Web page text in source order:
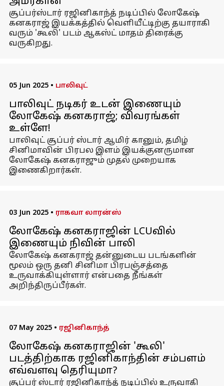
சூப்பர்ஸ்டார் ரஜினிகாந்த் நடிப்பில் லோகேஷ்
கனகராஜ் இயக்கத்தில் வெளியீட்டிற்கு தயாராகி
வரும் 'கூலி' படம் ஆகஸ்ட் மாதம் திரைக்கு
வருகிறது.
05 Jun 2025 • பாலிவுட்
பாலிவுட் நடிகர் உடன் இணையும்
லோகேஷ் கனகராஜ்; விவரங்கள்
உள்ளே!
பாலிவுட் சூப்பர் ஸ்டார் ஆமிர் கானும், தமிழ்
சினிமாவின் பிரபல இளம் இயக்குனருமான
லோகேஷ் கனகராஜும் முதல் முறையாக
இணைகிறார்கள்.
03 Jun 2025 • ராகவா லாரன்ஸ்
லோகேஷ் கனகராஜின் LCUவில்
இணையும் நிவின் பாலி
லோகேஷ் கனகராஜ் தன்னுடைய படங்களின்
மூலம் ஒரு தனி சினிமா பிரபஞ்சத்தை
உருவாக்கியுள்ளார் என்பதை நீங்கள்
அறிந்திருப்பீர்கள்.
07 May 2025 • ரஜினிகாந்த்
லோகேஷ் கனகராஜின் 'கூலி'
படத்திற்காக ரஜினிகாந்தின் சம்பளம்
எவ்வளவு தெரியுமா?
சூப்பர் ஸ்டார் ரஜினிகாந்த் நடிப்பில் உருவாகி